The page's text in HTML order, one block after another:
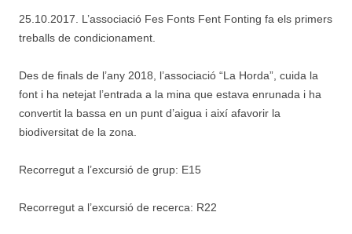
25.10.2017. L’associació Fes Fonts Fent Fonting fa els primers
treballs de condicionament.
Des de finals de l’any 2018, l’associació “La Horda”, cuida la
font i ha netejat l’entrada a la mina que estava enrunada i ha
convertit la bassa en un punt d’aigua i així afavorir la
biodiversitat de la zona.
Recorregut a l’excursió de grup: E15
Recorregut a l’excursió de recerca: R22